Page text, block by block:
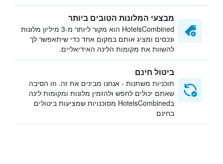
מבצעי המלונות הטובים ביותר
HotelsCombined הוא מקור ליותר מ-3 מיליון מלונות
ונכסים ומציג אותם במקום אחד כדי שיתאפשר לך
להשוות את מקומות הלינה האידיאליים.
ביטול חינם
תוכניות משתנות - אנחנו מבינים את זה. וזו הסיבה
שאתם יכולים לחפש ולהזמין מלונות ומקומות לינה
בHotelsCombined מסוכנויות שמציעות ביטולים
בחינם